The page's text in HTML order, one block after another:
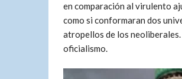
en comparación al virulento
como si conformaran dos
atropellos de los
oficialismo.